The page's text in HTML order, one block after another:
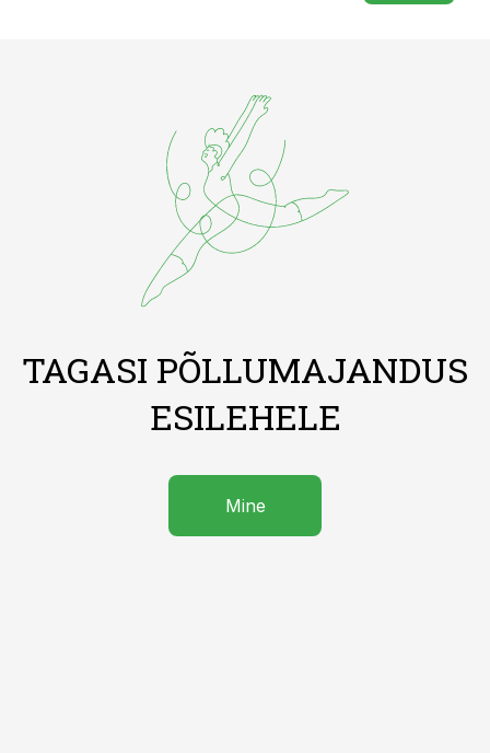
TAGASI PÕLLUMAJANDUS
ESILEHELE
Mine